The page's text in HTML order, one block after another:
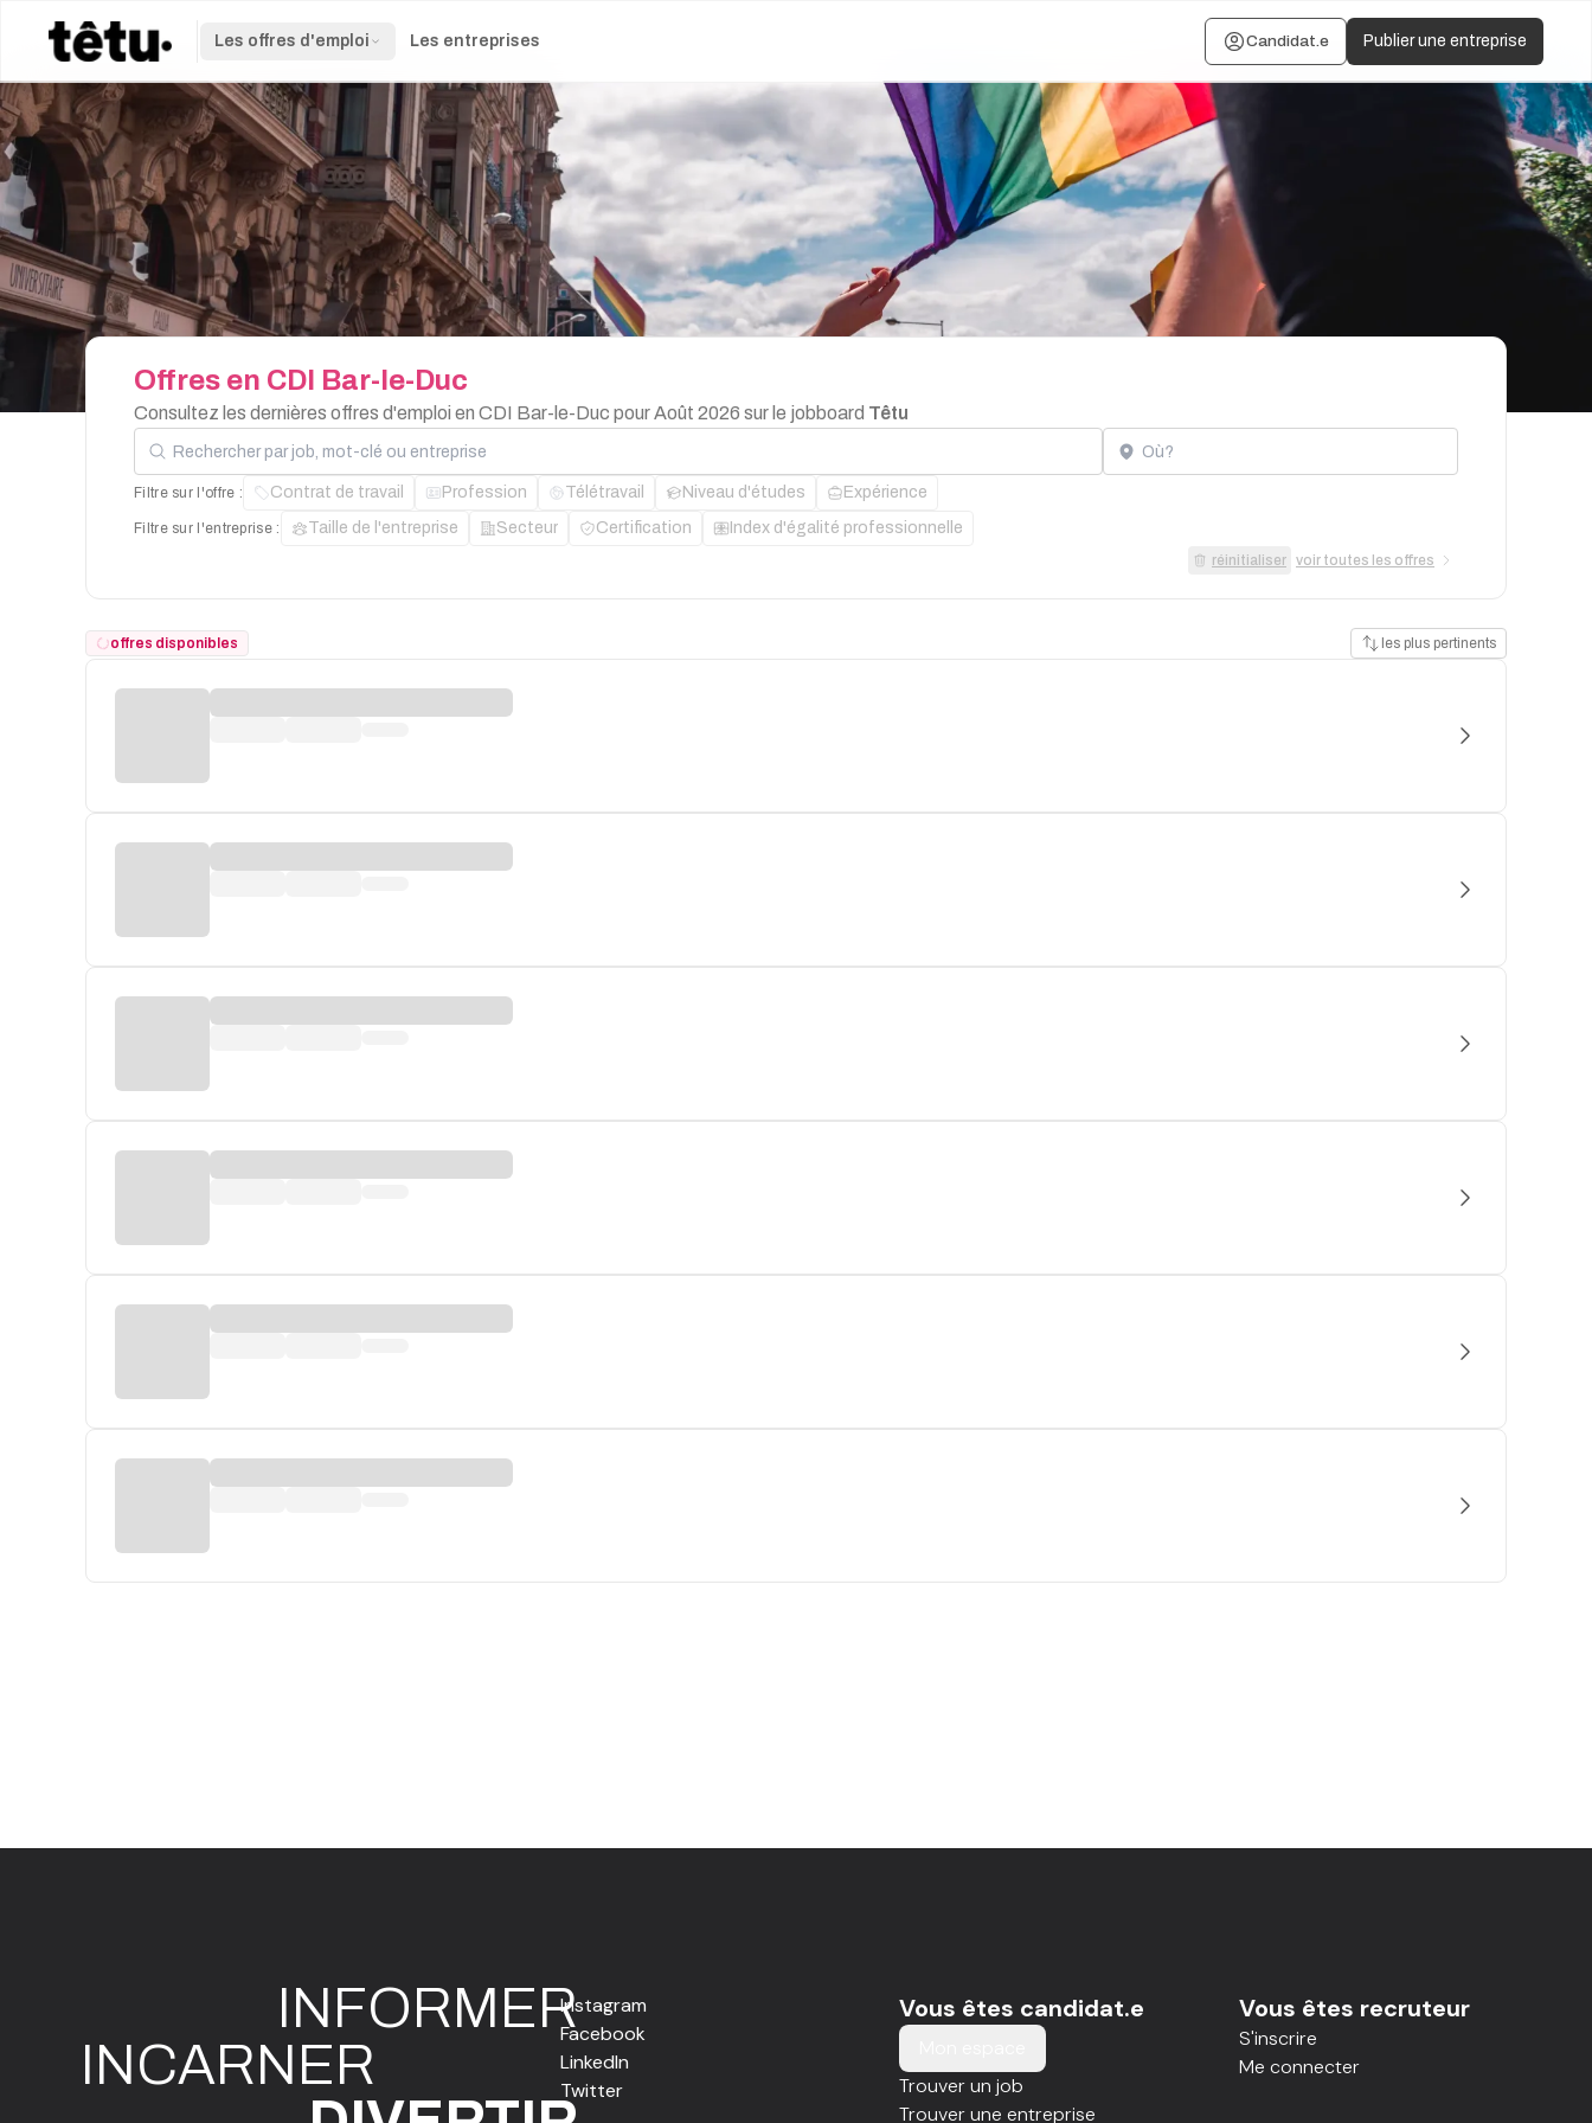
Les offres d'emploi Les entreprises Candidat.e Publier une entreprise
Offres en CDI Bar-le-Duc
Consultez les dernières offres d'emploi en CDI Bar-le-Duc pour Août 2026 sur le jobboard Têtu
Rechercher par job, mot-clé ou entreprise Localisation
Filtre sur l'offre : Contrat de travail Profession Télétravail Niveau d'études Expérience
Filtre sur l'entreprise : Taille de l'entreprise Secteur Certification Index d'égalité professionnelle
réinitialiser voir toutes les offres
offres disponibles les plus pertinents
INFORMER
INCARNER
Instagram
Facebook
LinkedIn
Twitter
Vous êtes candidat.e
Trouver un job
Trouver une entreprise
Vous êtes recruteur
S'inscrire
Me connecter